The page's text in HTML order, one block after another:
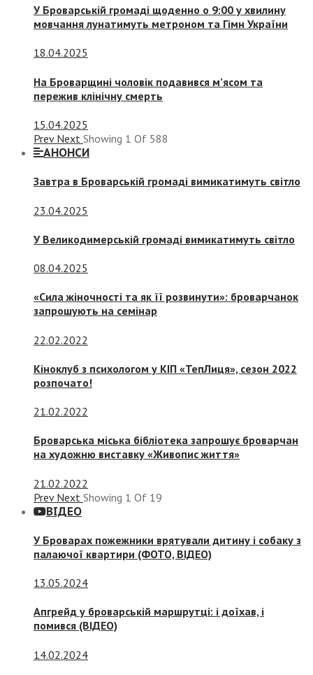
У Броварській громаді щоденно о 9:00 у хвилину
мовчання лунатимуть метроном та Гімн України
18.04.2025
На Броварщині чоловік подавився м’ясом та
пережив клінічну смерть
15.04.2025
Prev Next Showing 1 Of 588
АНОНСИ
Завтра в Броварській громаді вимикатимуть світло
23.04.2025
У Великодимерській громаді вимикатимуть світло
08.04.2025
«Сила жіночності та як її розвинути»: броварчанок
запрошують на семінар
22.02.2022
Кіноклуб з психологом у КІП «ТепЛиця», сезон 2022
розпочато!
21.02.2022
Броварська міська бібліотека запрошує броварчан
на художню виставку «Живопис життя»
21.02.2022
Prev Next Showing 1 Of 19
ВІДЕО
У Броварах пожежники врятували дитину і собаку з
палаючої квартири (ФОТО, ВІДЕО)
13.05.2024
Апгрейд у броварській маршрутці: і доїхав, і
помився (ВІДЕО)
14.02.2024